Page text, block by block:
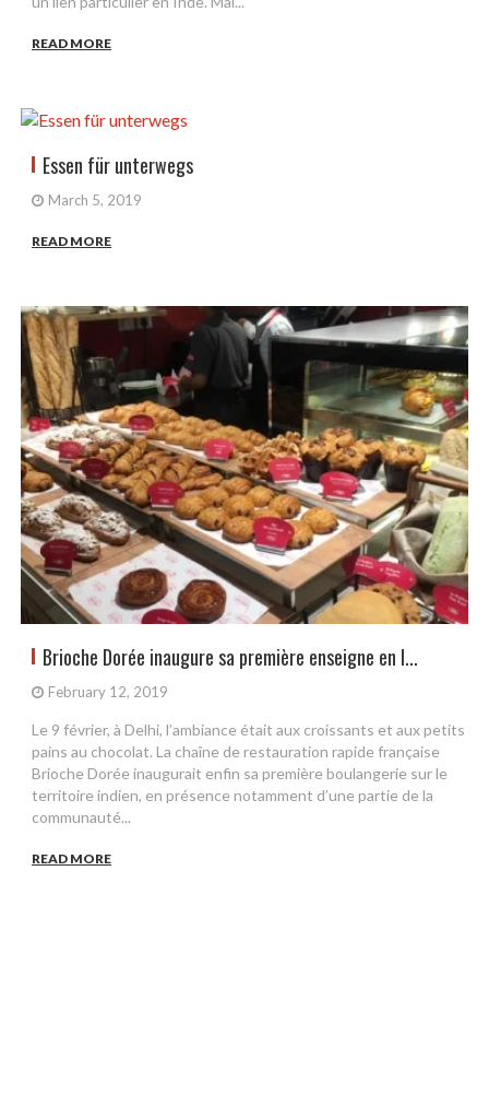
READ MORE
Essen für unterwegs
March 5, 2019
READ MORE
Brioche Dorée inaugure sa première enseigne en I...
February 12, 2019
Le 9 février, à Delhi, l’ambiance était aux croissants et aux petits
pains au chocolat. La chaîne de restauration rapide française
Brioche Dorée inaugurait enfin sa première boulangerie sur le
territoire indien, en présence notamment d’une partie de la
communauté...
READ MORE